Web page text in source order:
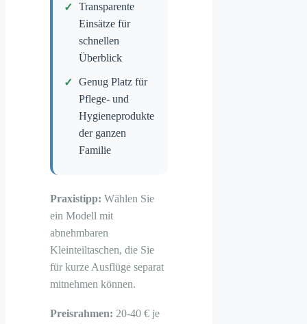
Transparente
Einsätze für
schnellen
Überblick
Genug Platz für
Pflege- und
Hygieneprodukte
der ganzen
Familie
Praxistipp: Wählen Sie
ein Modell mit
abnehmbaren
Kleinteiltaschen, die Sie
für kurze Ausflüge separat
mitnehmen können.
Preisrahmen: 20-40 € je